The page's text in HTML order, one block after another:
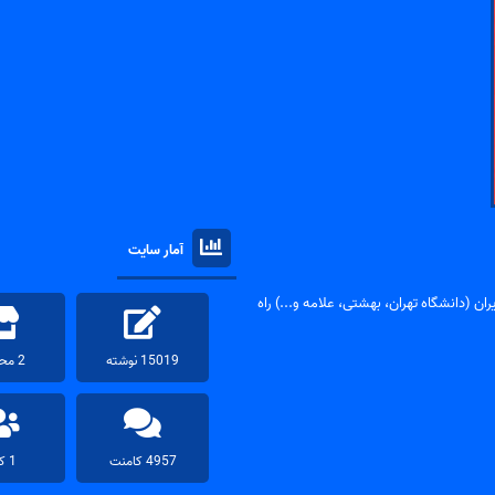
(دانشگاه تهران، بهشتی، علامه و...) راه
آمار سایت
15019 نوشته 2 محصول
4957 کامنت 1 کاربر